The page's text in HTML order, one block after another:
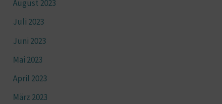
August 2023
Juli 2023
Juni 2023
Mai 2023
April 2023
März 2023